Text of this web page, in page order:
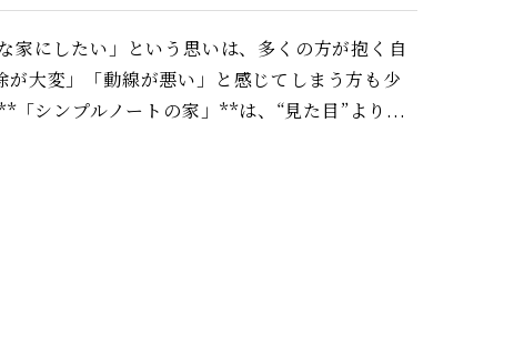
家にしたい」という思いは、多くの方が抱く自
大変」「動線が悪い」と感じてしまう方も少
「シンプルノートの家」**は、“見た目”より...